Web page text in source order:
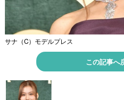
サナ（C）モデルプレス
この記事へ